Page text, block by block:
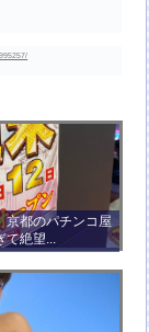
京都のパチンコ屋
絶望...